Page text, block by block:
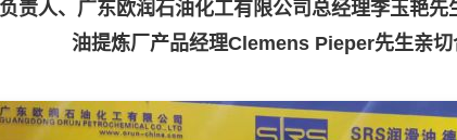
责人、广东欧润石油化工有限公司总经理李玉艳
油提炼厂产品经理Clemens Pieper先生亲切